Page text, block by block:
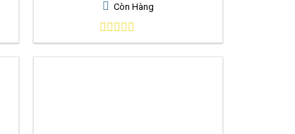
Còn Hàng
0
out